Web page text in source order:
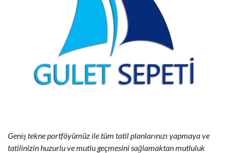
Geniş tekne portföyümüz ile tüm tatil planlarınızı yapmaya ve
tatilinizin huzurlu ve mutlu geçmesini sağlamaktan mutluluk